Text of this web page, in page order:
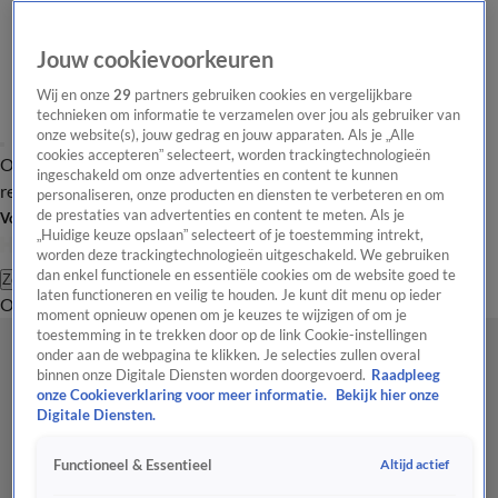
Overzicht Laatste nieuws Regionieuws Het beste van Hart
Tip de
redactie
Volg Hart van Nederland
Zoeken
OverzichtRegioUitzendingenWeerTip de redactiePanelVideo's
Jouw cookievoorkeuren
Wij en onze29 partners gebruiken cookies en vergelijkbare
technieken om informatie te verzamelen over jou als gebruiker van
onze website(s), jouw gedrag en jouw apparaten. Als je „Alle
cookies accepteren” selecteert, worden trackingtechnologieën
ingeschakeld om onze advertenties en content te kunnen
personaliseren, onze producten en diensten te verbeteren en om
de prestaties van advertenties en content te meten. Als je
„Huidige keuze opslaan” selecteert of je toestemming intrekt,
worden deze trackingtechnologieën uitgeschakeld. We gebruiken
dan enkel functionele en essentiële cookies om de website goed te
laten functioneren en veilig te houden. Je kunt dit menu op ieder
moment opnieuw openen om je keuzes te wijzigen of om je
toestemming in te trekken door op de link Cookie-instellingen
onder aan de webpagina te klikken. Je selecties zullen overal
binnen onze Digitale Diensten worden doorgevoerd. Raadpleeg
onze Cookieverklaring voor meer informatie.
Bekijk hier onze
Digitale Diensten.
Functioneel & Essentieel Altijd actief